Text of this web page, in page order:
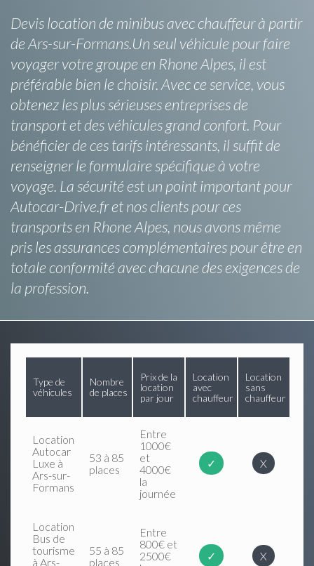
Devis location de minibus avec chauffeur à partir
de Ars-sur-Formans.Un seul véhicule pour faire
voyager votre groupe en Rhone Alpes, il est
préférable bien le choisir. Avec ce service, vous
obtenez les plus sérieuses entreprises de
transport et des véhicules grand confort. Pour
bénéficier de ces tarifs intéressants, il suffit de
renseigner le formulaire spécifique à votre
voyage. La sécurité est un point important pour
Autocar-Drive.fr et nos clients pour ces
transports en Rhone Alpes, nous avons même
pris les assurances complémentaires pour être en
totale conformité avec chacune des exigences de
la profession.
Type de
véhicules
Nombre
de places
Prix de la
location
par jour
Location
avec
chauffeur
Location
sans
chauffeur
Location
Autocar
Luxe à
Ars-sur-
Formans
53 à 85
places
Entre
1000€
et
4000€
la
journée
✓ X
Location
Bus de
tourisme
à Ars-
55 à 85
places
Entre
800€ et
2500€
✓ X